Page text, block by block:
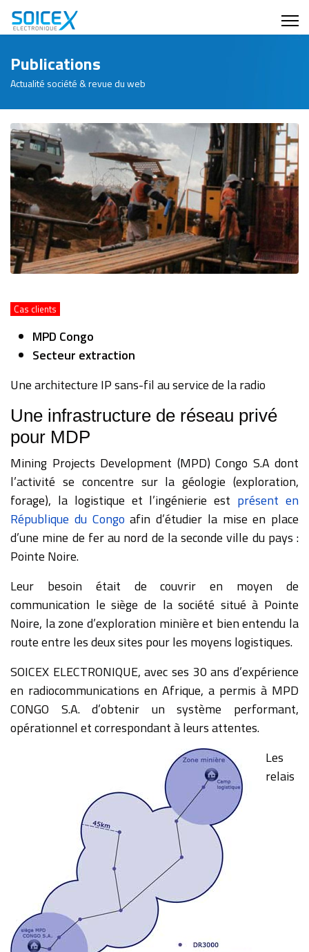
Publications
Actualité société & revue du web
Cas clients
MPD Congo
Secteur extraction
Une architecture IP sans-fil au service de la radio
Une infrastructure de réseau privé
pour MDP
Mining Projects Development (MPD) Congo S.A dont
l’activité se concentre sur la géologie (exploration,
forage), la logistique et l’ingénierie est présent en
République du Congo afin d’étudier la mise en place
d’une mine de fer au nord de la seconde ville du pays :
Pointe Noire.
Leur besoin était de couvrir en moyen de
communication le siège de la société situé à Pointe
Noire, la zone d’exploration minière et bien entendu la
route entre les deux sites pour les moyens logistiques.
SOICEX ELECTRONIQUE, avec ses 30 ans d’expérience
en radiocommunications en Afrique, a permis à MPD
CONGO S.A. d’obtenir un système performant,
opérationnel et correspondant à leurs attentes.
Les
relais